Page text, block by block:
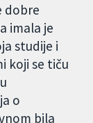
dobre
imala je
studije i
koji se tiču
o
bila